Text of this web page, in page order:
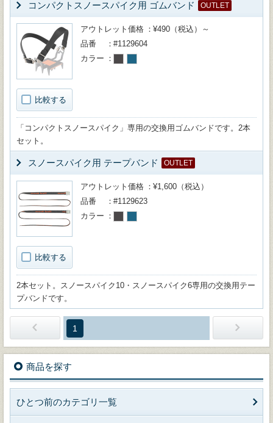
コンパクトスノースパイク用 ゴムバンド OUTLET
比較する
アウトレット価格
¥490（税込）～
品番
#1129604
カラー
「コンパクトスノースパイク」専用の交換用ゴムバンドです。2本
セット。
スノースパイク用 テープバンド OUTLET
比較する
アウトレット価格
¥1,600（税込）
品番
#1129623
カラー
2本セット。スノースパイク10・スノースパイク6専用の交換用テー
プバンドです。
1
商品を探す
ひとつ前のカテゴリ一覧